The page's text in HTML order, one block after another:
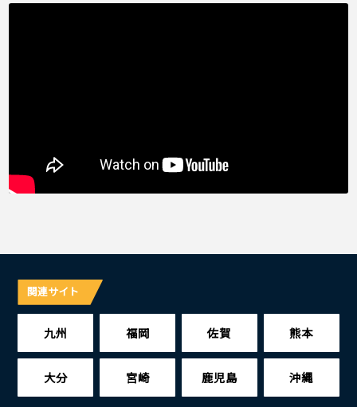
関連サイト
九州 福岡 佐賀 熊本
大分 宮崎 鹿児島 沖縄